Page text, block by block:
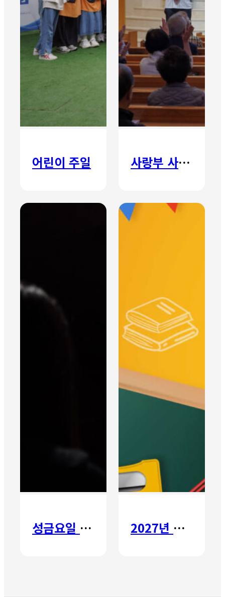
어린이 주일 사랑부 사랑주일
성금요일 칸타타 2027년 갈보리 어학원 유치부 신입생 모집